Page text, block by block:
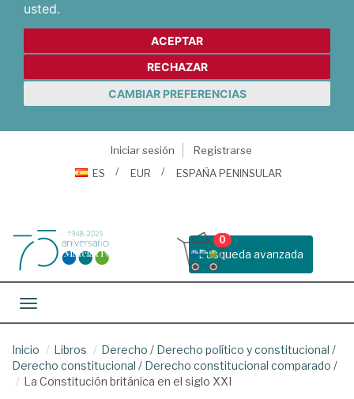
usted.
ACEPTAR
RECHAZAR
CAMBIAR PREFERENCIAS
Iniciar sesión
Registrarse
ES
EUR ESPAÑA PENINSULAR
Busqueda avanzada
0
Toggle navigation
Inicio Libros Derecho / Derecho político y constitucional /
Derecho constitucional / Derecho constitucional comparado /
La Constitución británica en el siglo XXI